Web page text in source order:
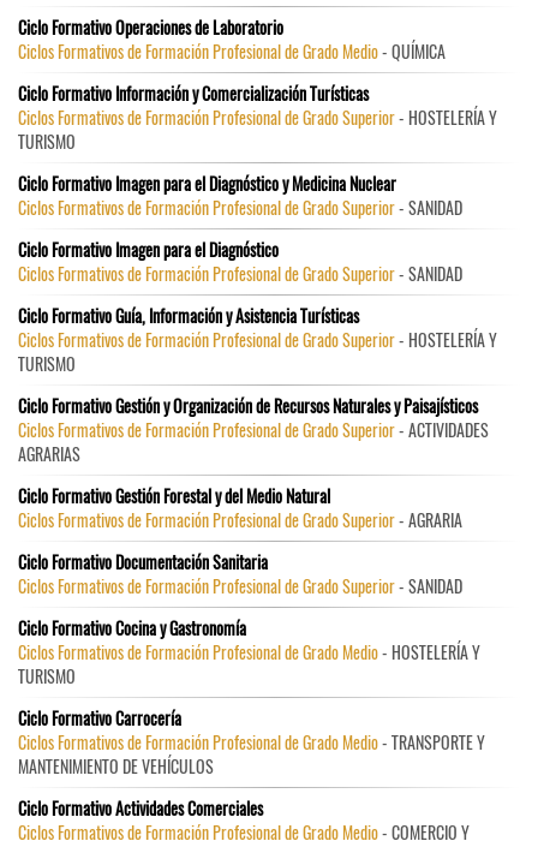
Ciclo Formativo Operaciones de Laboratorio
Ciclos Formativos de Formación Profesional de Grado Medio- QUÍMICA
Ciclo Formativo Información y Comercialización Turísticas
Ciclos Formativos de Formación Profesional de Grado Superior- HOSTELERÍA Y
TURISMO
Ciclo Formativo Imagen para el Diagnóstico y Medicina Nuclear
Ciclos Formativos de Formación Profesional de Grado Superior- SANIDAD
Ciclo Formativo Imagen para el Diagnóstico
Ciclos Formativos de Formación Profesional de Grado Superior- SANIDAD
Ciclo Formativo Guía, Información y Asistencia Turísticas
Ciclos Formativos de Formación Profesional de Grado Superior- HOSTELERÍA Y
TURISMO
Ciclo Formativo Gestión y Organización de Recursos Naturales y Paisajísticos
Ciclos Formativos de Formación Profesional de Grado Superior- ACTIVIDADES
AGRARIAS
Ciclo Formativo Gestión Forestal y del Medio Natural
Ciclos Formativos de Formación Profesional de Grado Superior- AGRARIA
Ciclo Formativo Documentación Sanitaria
Ciclos Formativos de Formación Profesional de Grado Superior- SANIDAD
Ciclo Formativo Cocina y Gastronomía
Ciclos Formativos de Formación Profesional de Grado Medio- HOSTELERÍA Y
TURISMO
Ciclo Formativo Carrocería
Ciclos Formativos de Formación Profesional de Grado Medio- TRANSPORTE Y
MANTENIMIENTO DE VEHÍCULOS
Ciclo Formativo Actividades Comerciales
Ciclos Formativos de Formación Profesional de Grado Medio- COMERCIO Y